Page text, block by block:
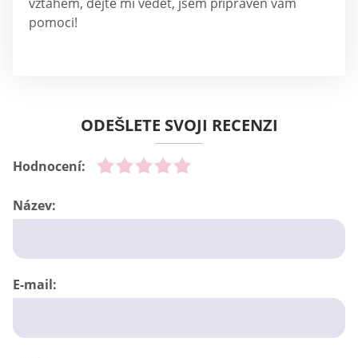
pomoci!
ODEŠLETE SVOJI RECENZI
Hodnocení:
Název:
E-mail: